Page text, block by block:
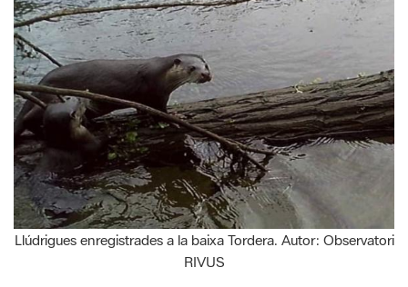
Llúdrigues enregistrades a la baixa Tordera. Autor: Observatori
RIVUS